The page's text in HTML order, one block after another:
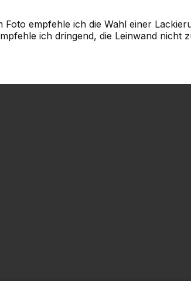
empfehle ich die Wahl einer
ich dringend, die Leinwand nicht